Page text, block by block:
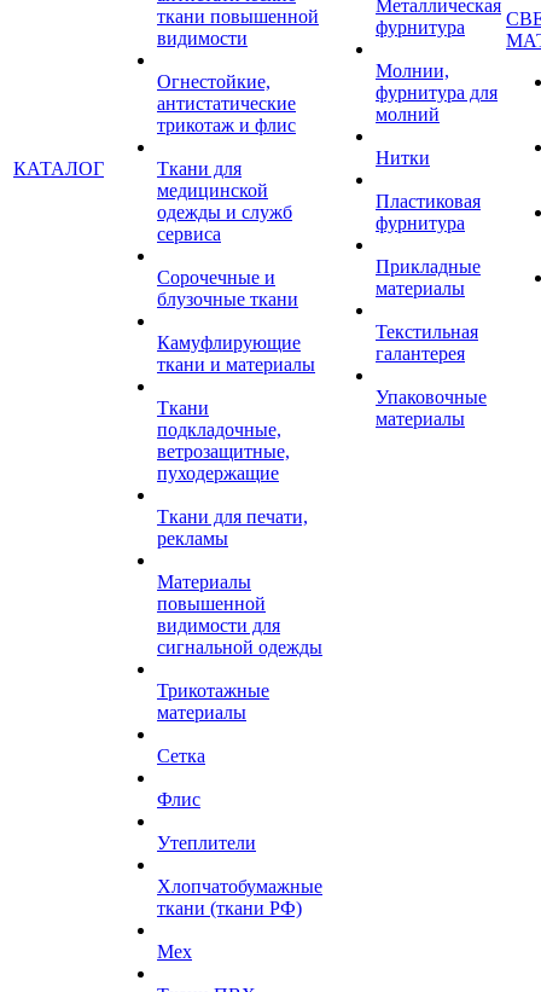
КАТАЛОГ
ткани повышенной
видимости
Огнестойкие,
антистатические
трикотаж и флис
Ткани для
медицинской
одежды и служб
сервиса
Сорочечные и
блузочные ткани
Камуфлирующие
ткани и материалы
Ткани
подкладочные,
ветрозащитные,
пуходержащие
Ткани для печати,
рекламы
Материалы
повышенной
видимости для
сигнальной одежды
Трикотажные
материалы
Сетка
Флис
Утеплители
Хлопчатобумажные
ткани (ткани РФ)
Мех
Металлическая
фурнитура
Молнии,
фурнитура для
молний
Нитки
Пластиковая
фурнитура
Прикладные
материалы
Текстильная
галантерея
Упаковочные
материалы